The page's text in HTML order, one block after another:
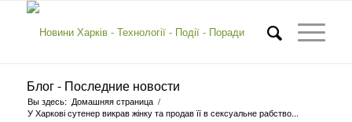
Блог - Последние новости
Вы здесь: Домашняя страница /
У Харкові сутенер викрав жінку та продав її в сексуальне рабство...